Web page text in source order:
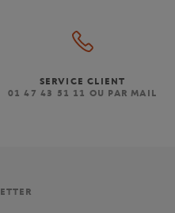
SERVICE CLIENT
01 47 43 51 11 OU PAR MAIL